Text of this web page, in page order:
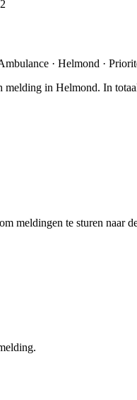
· Helmond ·
in Helmond. In
meldingen te sturen naar